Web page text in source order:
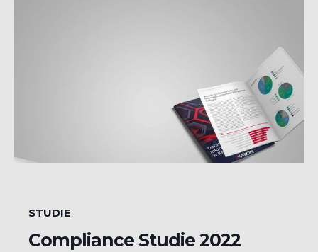
STUDIE
Compliance Studie 2022